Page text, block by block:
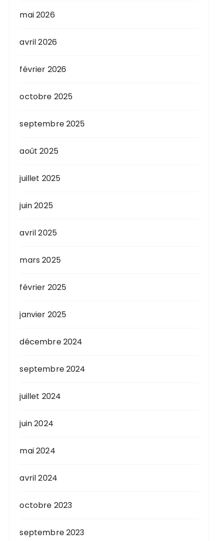
mai 2026
avril 2026
février 2026
octobre 2025
septembre 2025
août 2025
juillet 2025
juin 2025
avril 2025
mars 2025
février 2025
janvier 2025
décembre 2024
septembre 2024
juillet 2024
juin 2024
mai 2024
avril 2024
octobre 2023
septembre 2023